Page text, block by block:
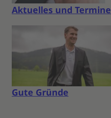
Aktuelles und Termine
Gute Gründe